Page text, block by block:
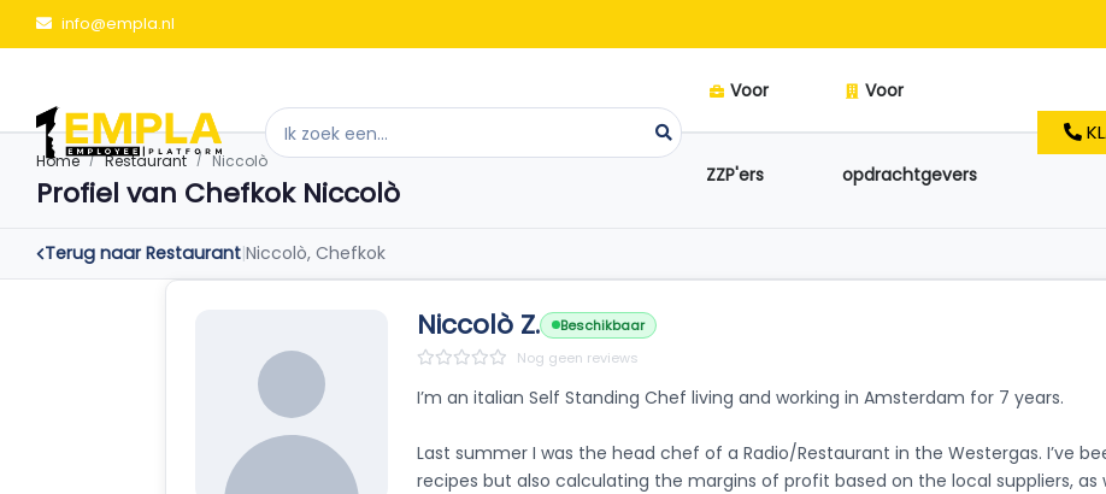
info@empla.nl
Voor
ZZP'ers
Voor
opdrachtgevers
Home Restaurant Niccolò
Profiel van Chefkok Niccolò
Terug naar Restaurant|Niccolò, Chefkok
Niccolò Z.
Beschikbaar
Nog geen reviews
I’m an italian Self Standing Chef living and working in Amsterdam for 7 years.
Last summer I was the head chef of a Radio/Restaurant in the Westergas. I’ve
recipes but also calculating the margins of profit based on the local suppliers, as